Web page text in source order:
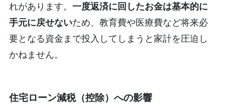
れがあります。 一度返済に回したお金は基本的に
手元に戻せないため、教育費や医療費など将来必
要となる資金まで投入してしまうと家計を圧迫し
かねません。
住宅ローン減税（控除）への影響